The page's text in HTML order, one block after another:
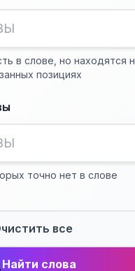
в слове, но находятся
позициях
точно нет в слове
все
Найти слова